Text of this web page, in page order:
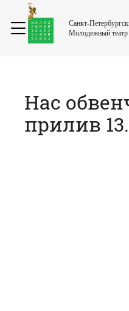
Санкт-
Молодежный театр
Нас
прилив